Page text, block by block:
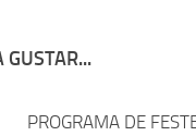
PROGRAMA DE